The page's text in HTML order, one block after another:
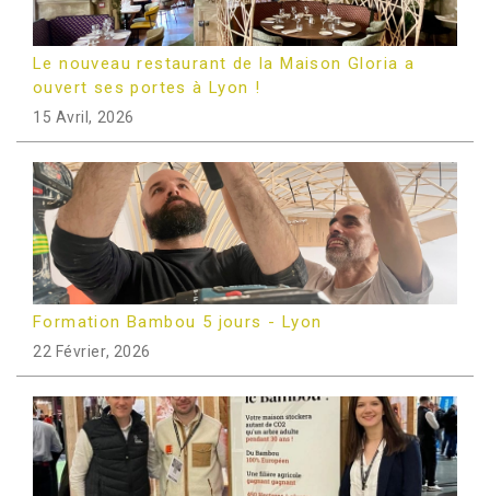
Le nouveau restaurant de la Maison Gloria a
ouvert ses portes à Lyon !
15 Avril, 2026
Formation Bambou 5 jours - Lyon
22 Février, 2026